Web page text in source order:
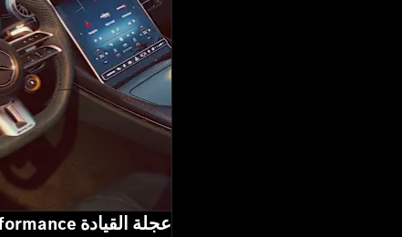
عجلة القيادة AMG Performance